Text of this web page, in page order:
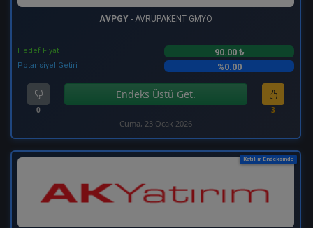
AVPGY - AVRUPAKENT GMYO
Hedef Fiyat 90.00 ₺
Potansiyel Getiri %0.00
0
Endeks Üstü Get.
3
Cuma, 23 Ocak 2026
Katılım Endeksinde